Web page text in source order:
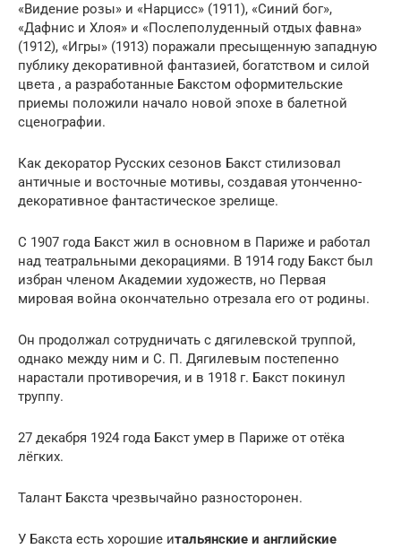
«Видение розы» и «Нарцисс» (1911), «Синий бог»,
«Дафнис и Хлоя» и «Послеполуденный отдых фавна»
(1912), «Игры» (1913) поражали пресыщенную западную
публику декоративной фантазией, богатством и силой
цвета , а разработанные Бакстом оформительские
приемы положили начало новой эпохе в балетной
сценографии.
Как декоратор Русских сезонов Бакст стилизовал
античные и восточные мотивы, создавая утонченно-
декоративное фантастическое зрелище.
С 1907 года Бакст жил в основном в Париже и работал
над театральными декорациями. В 1914 году Бакст был
избран членом Академии художеств, но Первая
мировая война окончательно отрезала его от родины.
Он продолжал сотрудничать с дягилевской труппой,
однако между ним и С. П. Дягилевым постепенно
нарастали противоречия, и в 1918 г. Бакст покинул
труппу.
27 декабря 1924 года Бакст умер в Париже от отёка
лёгких.
Талант Бакста чрезвычайно разносторонен.
У Бакста есть хорошие итальянские и английские